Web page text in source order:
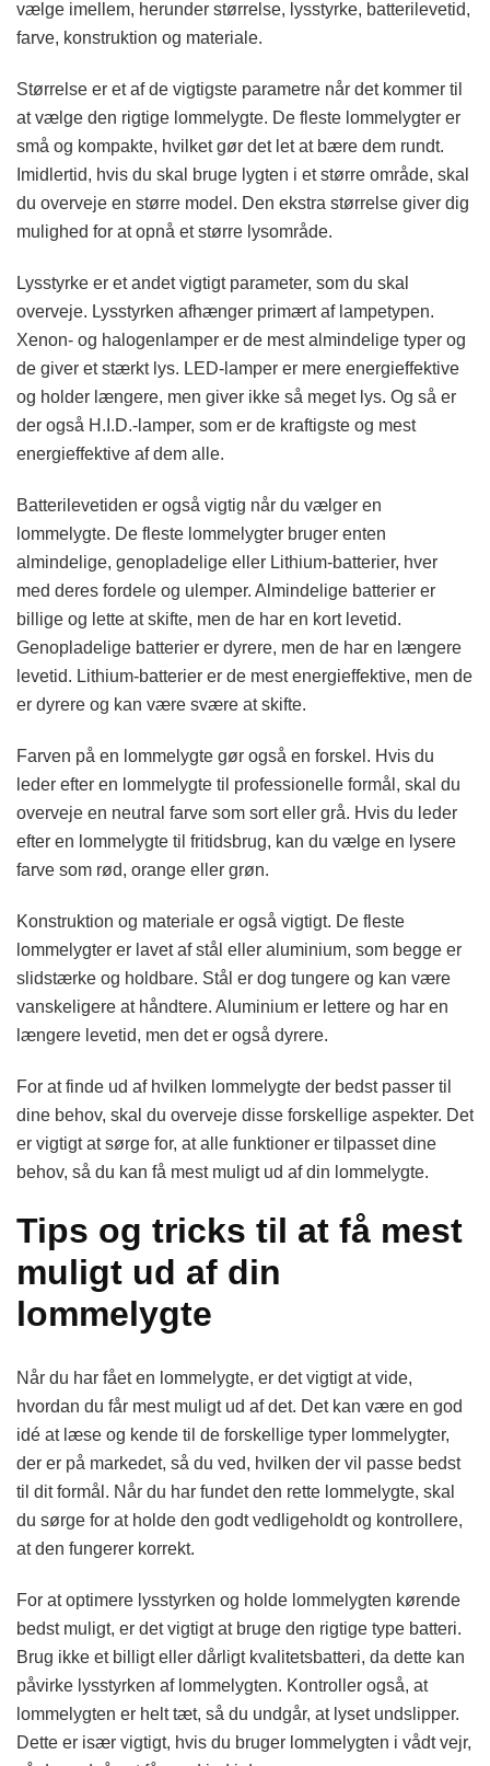
vælge imellem, herunder størrelse, lysstyrke, batterilevetid,
farve, konstruktion og materiale.
Størrelse er et af de vigtigste parametre når det kommer til
at vælge den rigtige lommelygte. De fleste lommelygter er
små og kompakte, hvilket gør det let at bære dem rundt.
Imidlertid, hvis du skal bruge lygten i et større område, skal
du overveje en større model. Den ekstra størrelse giver dig
mulighed for at opnå et større lysområde.
Lysstyrke er et andet vigtigt parameter, som du skal
overveje. Lysstyrken afhænger primært af lampetypen.
Xenon- og halogenlamper er de mest almindelige typer og
de giver et stærkt lys. LED-lamper er mere energieffektive
og holder længere, men giver ikke så meget lys. Og så er
der også H.I.D.-lamper, som er de kraftigste og mest
energieffektive af dem alle.
Batterilevetiden er også vigtig når du vælger en
lommelygte. De fleste lommelygter bruger enten
almindelige, genopladelige eller Lithium-batterier, hver
med deres fordele og ulemper. Almindelige batterier er
billige og lette at skifte, men de har en kort levetid.
Genopladelige batterier er dyrere, men de har en længere
levetid. Lithium-batterier er de mest energieffektive, men de
er dyrere og kan være svære at skifte.
Farven på en lommelygte gør også en forskel. Hvis du
leder efter en lommelygte til professionelle formål, skal du
overveje en neutral farve som sort eller grå. Hvis du leder
efter en lommelygte til fritidsbrug, kan du vælge en lysere
farve som rød, orange eller grøn.
Konstruktion og materiale er også vigtigt. De fleste
lommelygter er lavet af stål eller aluminium, som begge er
slidstærke og holdbare. Stål er dog tungere og kan være
vanskeligere at håndtere. Aluminium er lettere og har en
længere levetid, men det er også dyrere.
For at finde ud af hvilken lommelygte der bedst passer til
dine behov, skal du overveje disse forskellige aspekter. Det
er vigtigt at sørge for, at alle funktioner er tilpasset dine
behov, så du kan få mest muligt ud af din lommelygte.
Tips og tricks til at få mest
muligt ud af din
lommelygte
Når du har fået en lommelygte, er det vigtigt at vide,
hvordan du får mest muligt ud af det. Det kan være en god
idé at læse og kende til de forskellige typer lommelygter,
der er på markedet, så du ved, hvilken der vil passe bedst
til dit formål. Når du har fundet den rette lommelygte, skal
du sørge for at holde den godt vedligeholdt og kontrollere,
at den fungerer korrekt.
For at optimere lysstyrken og holde lommelygten kørende
bedst muligt, er det vigtigt at bruge den rigtige type batteri.
Brug ikke et billigt eller dårligt kvalitetsbatteri, da dette kan
påvirke lysstyrken af lommelygten. Kontroller også, at
lommelygten er helt tæt, så du undgår, at lyset undslipper.
Dette er især vigtigt, hvis du bruger lommelygten i vådt vejr,